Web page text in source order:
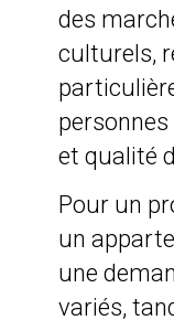
des
culturels,
et qualité
Pour un
un
une
variés,